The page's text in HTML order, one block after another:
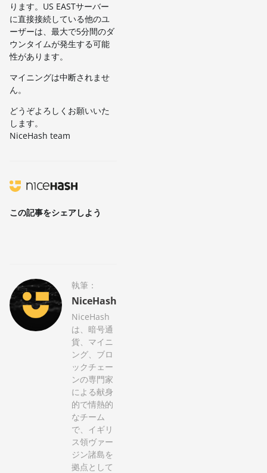
ります。US EASTサーバー
に直接接続している他のユ
ーザーは、最大で5分間のダ
ウンタイムが発生する可能
性があります。
マイニングは中断されませ
ん。
どうぞよろしくお願いいた
します。
NiceHash team
この記事をシェアしよう
執筆：
NiceHash
NiceHash
は、暗号通
貨、マイニ
ング、ブロ
ックチェー
ンの専門家
による献身
的で情熱的
なチーム
で、イギリ
ス領ヴァー
ジン諸島を
拠点として